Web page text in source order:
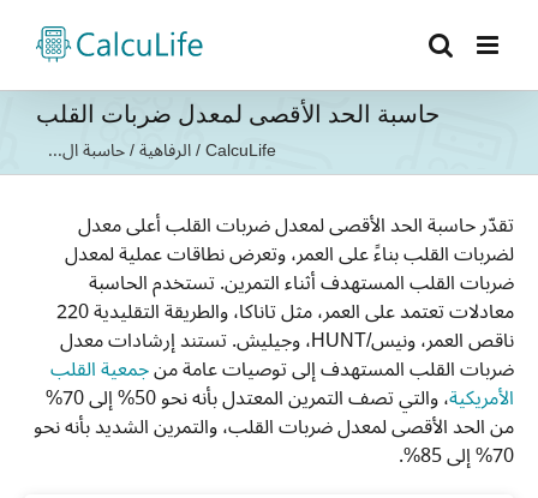
حاسبة الحد الأقصى لمعدل ضربات القلب
CalcuLife
/الرفاهية/حاسبة ال...
تقدّر حاسبة الحد الأقصى لمعدل ضربات القلب أعلى معدل
لضربات القلب بناءً على العمر، وتعرض نطاقات عملية لمعدل
ضربات القلب المستهدف أثناء التمرين. تستخدم الحاسبة
معادلات تعتمد على العمر، مثل تاناكا، والطريقة التقليدية 220
ناقص العمر، ونيس/HUNT، وجيليش. تستند إرشادات معدل
ضربات القلب المستهدف إلى توصيات عامة منجمعية القلب
الأمريكية ، والتي تصف التمرين المعتدل بأنه نحو 50% إلى 70%
من الحد الأقصى لمعدل ضربات القلب، والتمرين الشديد بأنه نحو
70% إلى 85%.